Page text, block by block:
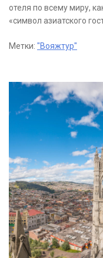
отеля по всему миру,
«символ азиатского
Метки: "Вояжтур"